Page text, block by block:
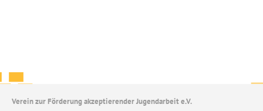
Verein zur Förderung akzeptierender Jugendarbeit e.V.